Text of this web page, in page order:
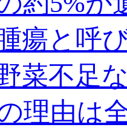
瘍と呼
菜不足
理由は